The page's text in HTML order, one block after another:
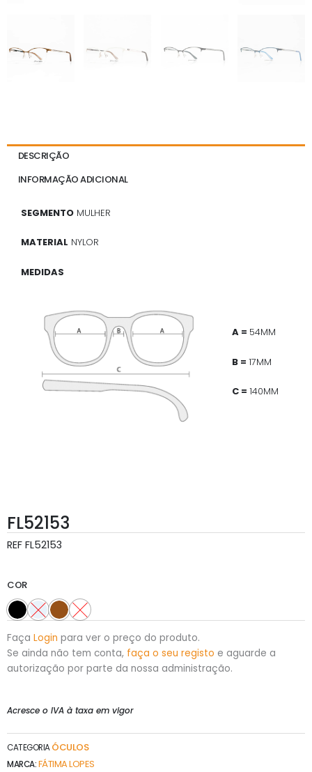
DESCRIÇÃO
INFORMAÇÃO ADICIONAL
SEGMENTO MULHER
MATERIAL NYLOR
MEDIDAS
A = 54MM
B = 17MM
C = 140MM
FL52153
REF FL52153
COR
Faça Login para ver o preço do produto.
Se ainda não tem conta, faça o seu registo e aguarde a
autorização por parte da nossa administração.
Acresce o IVA à taxa em vigor
CATEGORIA ÓCULOS
MARCA:FÁTIMA LOPES